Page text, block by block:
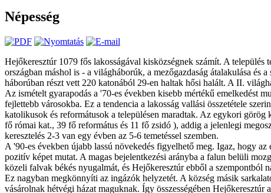
Népesség
Hejőkeresztúr 1079 fős lakosságával kisközségnek számít. A
országban máshol is - a világháborúk, a mezőgazdaság átalakulása és
háborúban részt vett 220 katonából 29-en haltak hősi halált. A II.
Az ismételt gyarapodás a '70-es években kisebb mértékű emelkedést
fejlettebb városokba. Ez a tendencia a lakosság vallási összetétele
katolikusok és reformátusok a településen maradtak. Az egykori
fő római kat., 39 fő református és 11 fő zsidó ), addig a jelenlegi
keresztelés 2-3 van egy évben az 5-6 temetéssel szemben.
A '90-es években újabb lassú növekedés figyelhető meg. Igaz, hogy
pozitív képet mutat. A magas bejelentkezési arányba a falun belüli
közeli falvak békés nyugalmát, és Hejőkeresztúr ebből a
Ez nagyban megkönnyíti az ingázók helyzetét. A község másik
vásárolnak hétvégi házat maguknak. Így összességében